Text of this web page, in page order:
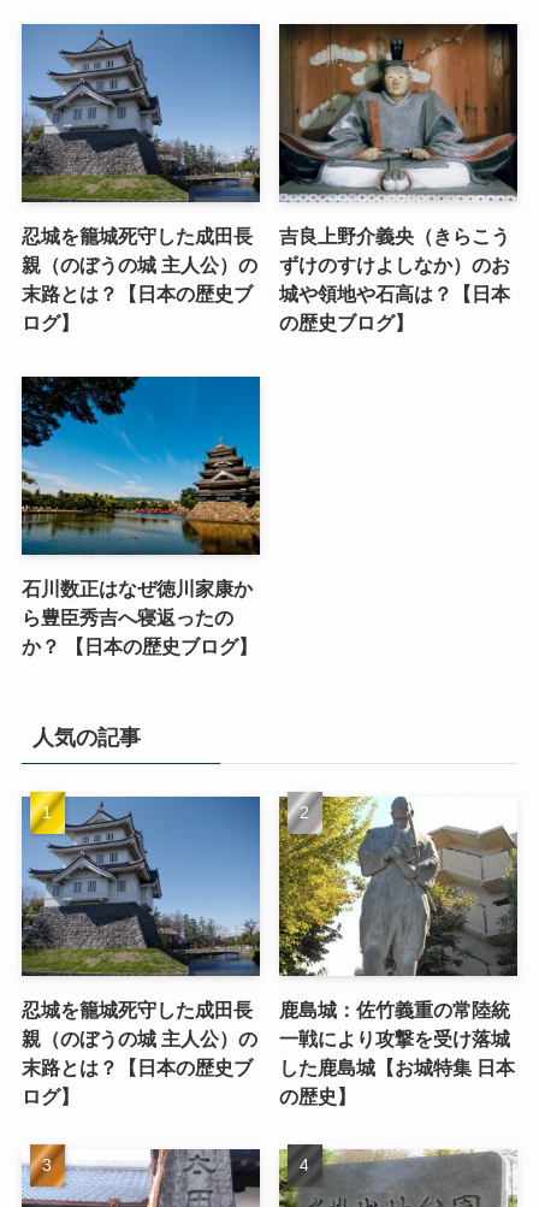
忍城を籠城死守した成田長
親（のぼうの城 主人公）の
末路とは？【日本の歴史ブ
ログ】
吉良上野介義央（きらこう
ずけのすけよしなか）のお
城や領地や石高は？【日本
の歴史ブログ】
石川数正はなぜ徳川家康か
ら豊臣秀吉へ寝返ったの
か？ 【日本の歴史ブログ】
人気の記事
忍城を籠城死守した成田長
親（のぼうの城 主人公）の
末路とは？【日本の歴史ブ
ログ】
鹿島城：佐竹義重の常陸統
一戦により攻撃を受け落城
した鹿島城【お城特集 日本
の歴史】